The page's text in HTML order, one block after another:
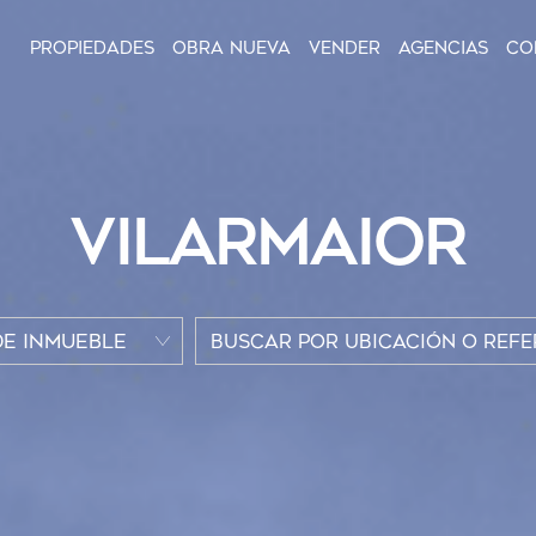
Propiedades Obra nueva Vender Agencias
VILARMAIOR
INMUEBLE